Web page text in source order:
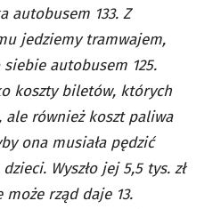
autobusem 133. Z
jedziemy tramwajem,
autobusem 125.
koszty biletów, których
również koszt paliwa
ona musiała pędzić
Wyszło jej 5,5 tys. zł
może rząd daje 13.